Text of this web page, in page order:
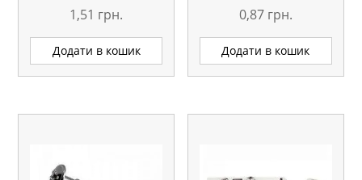
1,51 грн.
Додати в кошик
0,87 грн.
Додати в кошик